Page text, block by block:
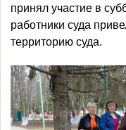
принял участие в
работники суда
территорию суда.